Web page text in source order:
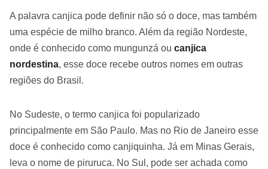
A palavra canjica pode definir não só o doce, mas também
uma espécie de milho branco. Além da região Nordeste,
onde é conhecido como mungunzá ou canjica
nordestina, esse doce recebe outros nomes em outras
regiões do Brasil.
No Sudeste, o termo canjica foi popularizado
principalmente em São Paulo. Mas no Rio de Janeiro esse
doce é conhecido como canjiquinha. Já em Minas Gerais,
leva o nome de piruruca. No Sul, pode ser achada como